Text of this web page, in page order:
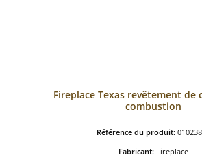
Fireplace Texas revêtement de
combustion
Référence du produit:
Fabricant: Fireplace